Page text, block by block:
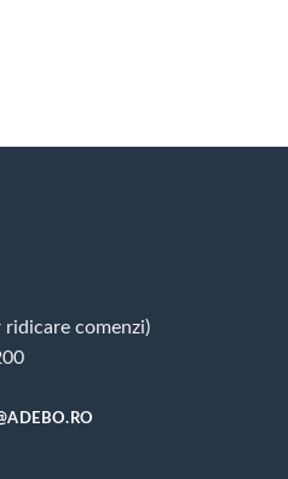
ridicare comenzi)